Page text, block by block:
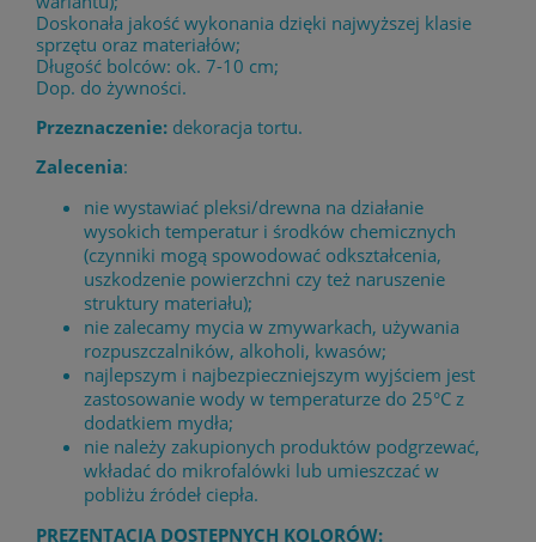
Doskonała jakość wykonania dzięki najwyższej klasie
sprzętu oraz materiałów;
Długość bolców: ok. 7-10 cm;
Dop. do żywności.
Przeznaczenie: dekoracja tortu.
Zalecenia:
nie wystawiać pleksi/drewna na działanie
wysokich temperatur i środków chemicznych
(czynniki mogą spowodować odkształcenia,
uszkodzenie powierzchni czy też naruszenie
struktury materiału);
nie zalecamy mycia w zmywarkach, używania
rozpuszczalników, alkoholi, kwasów;
najlepszym i najbezpieczniejszym wyjściem jest
zastosowanie wody w temperaturze do 25°C z
dodatkiem mydła;
nie należy zakupionych produktów podgrzewać,
wkładać do mikrofalówki lub umieszczać w
pobliżu źródeł ciepła.
PREZENTACJA DOSTĘPNYCH KOLORÓW: